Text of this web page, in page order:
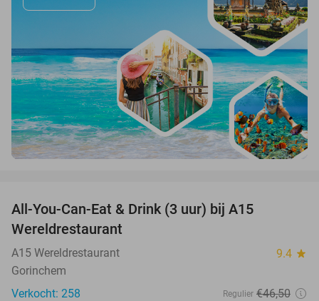
All-You-Can-Eat & Drink (3 uur) bij A15
Wereldrestaurant
A15 Wereldrestaurant 9.4 star
Gorinchem
Verkocht: 258
Regulier €46,50